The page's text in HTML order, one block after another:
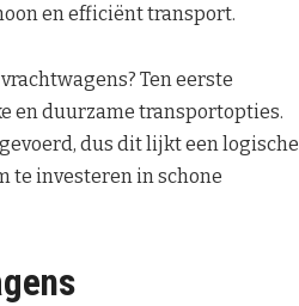
en efficiënt transport.
Ten eerste
en duurzame transportopties.
dus dit lijkt een logische
te investeren in schone